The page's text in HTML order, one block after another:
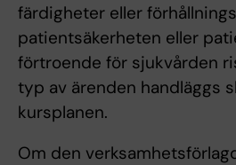
färdigheter eller
patientsäkerheten eller
förtroende för sjukvården
typ av ärenden handläggs
kursplanen.
Om den